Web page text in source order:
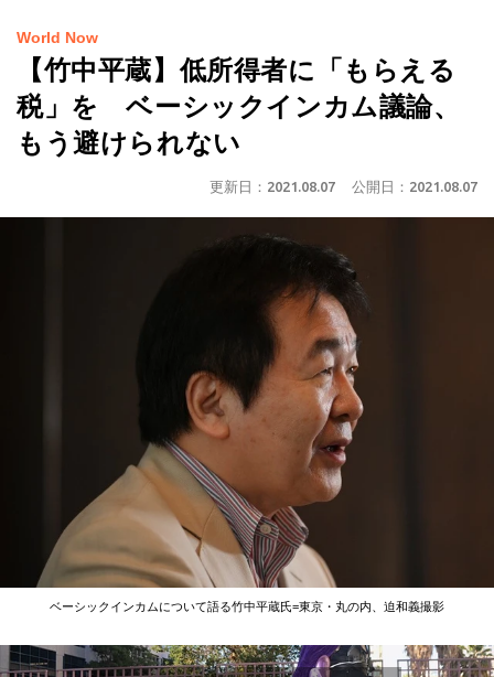
World Now
【竹中平蔵】低所得者に「もらえる
税」を ベーシックインカム議論、
もう避けられない
更新日： 2021.08.07 公開日： 2021.08.07
ベーシックインカムについて語る竹中平蔵氏=東京・丸の内、迫和義撮影